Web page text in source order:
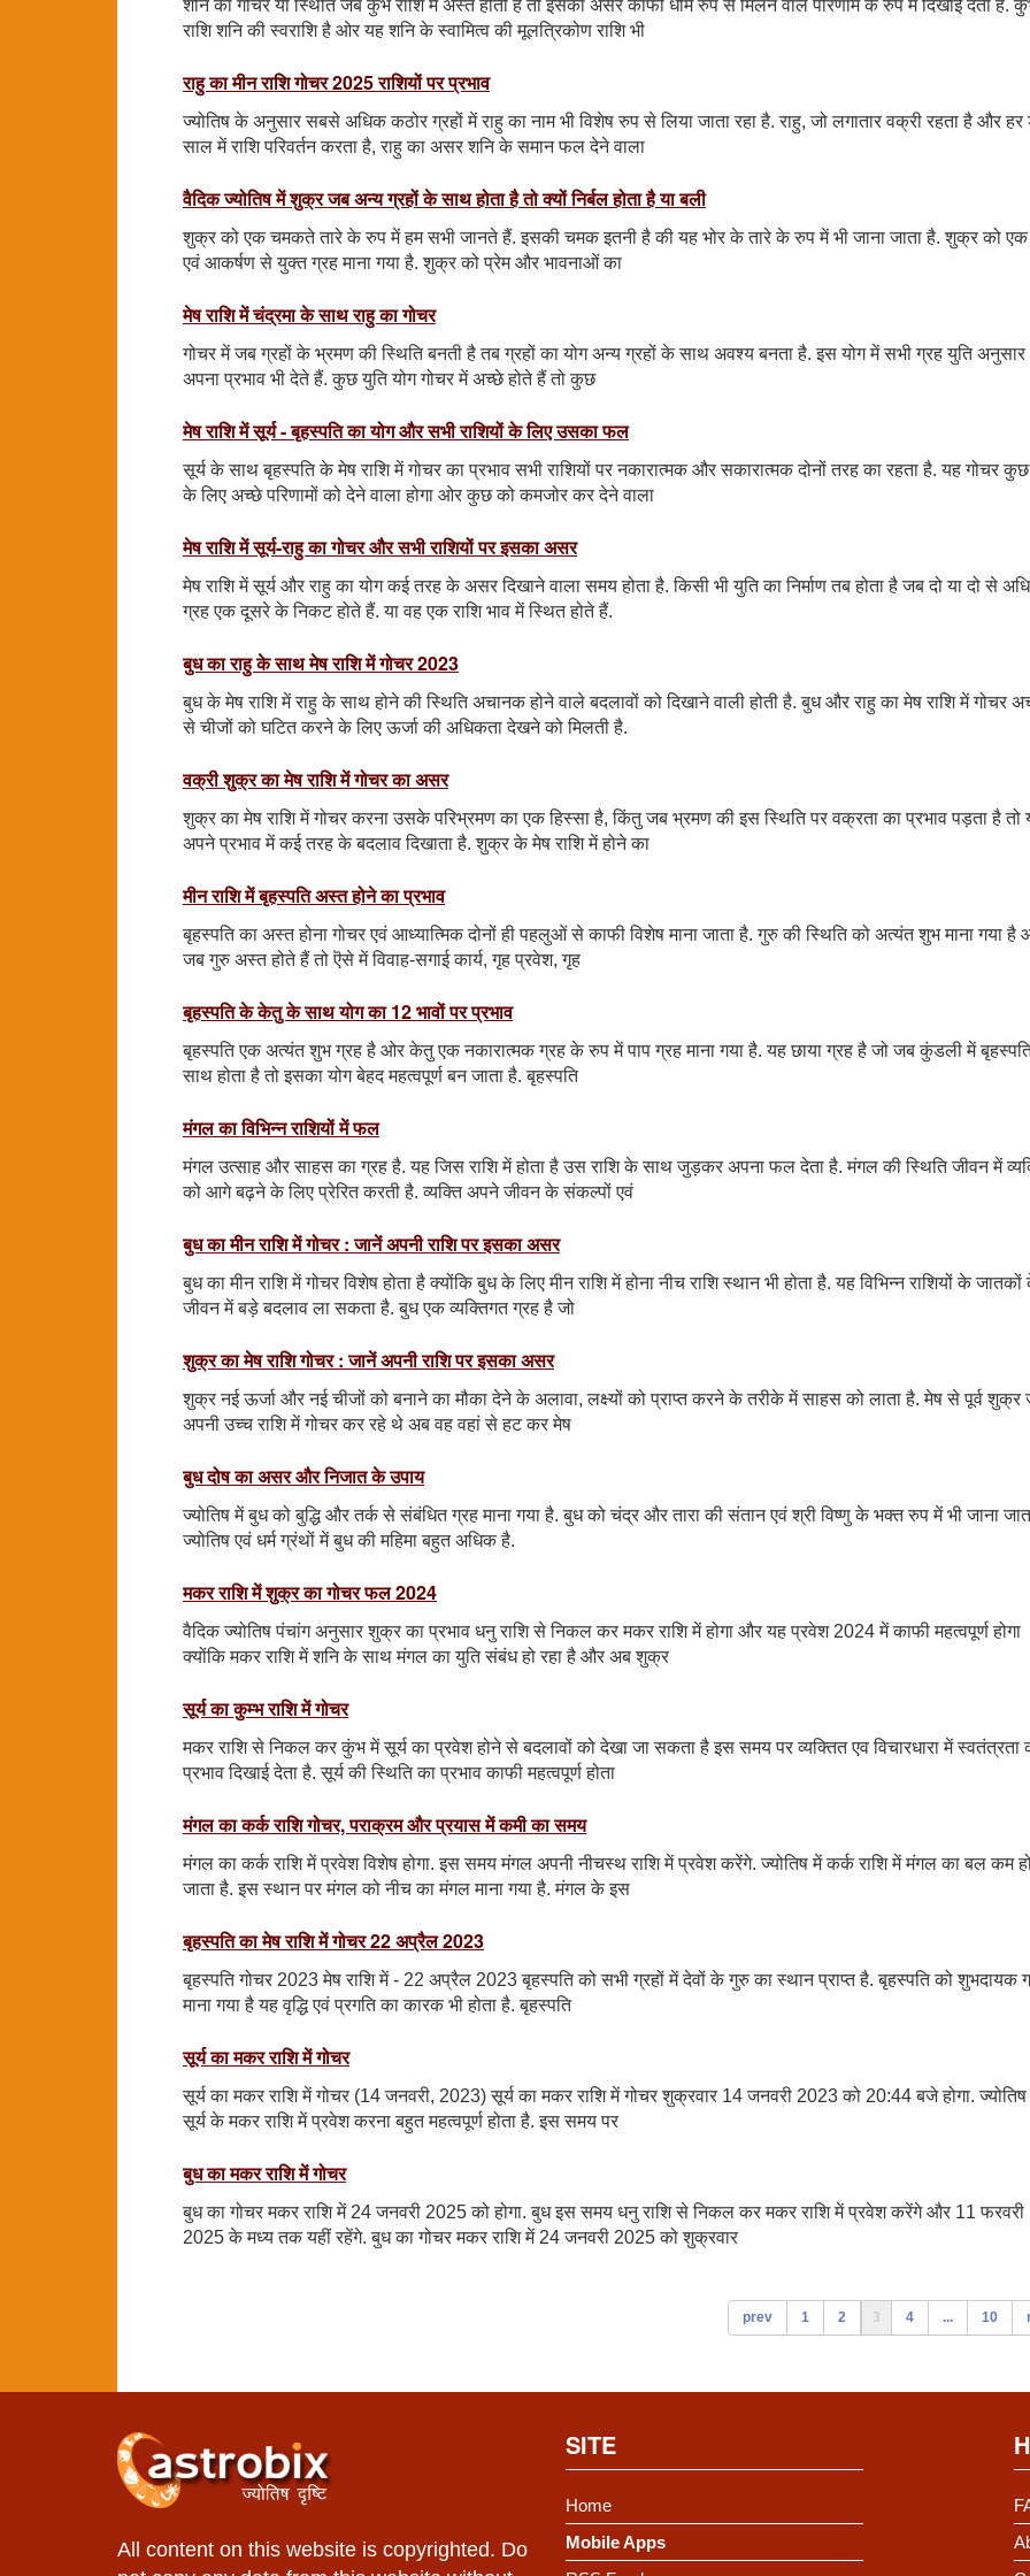
शनि का गोचर या स्थिति जब कुंभ राशि में अस्त होती है तो इसका असर काफी धीमे रुप से मिलने वाले परिणाम के रुप में दिखाई देता है.
राशि शनि की स्वराशि है ओर यह शनि के स्वामित्व की मूलत्रिकोण राशि भी
राहु का मीन राशि गोचर 2025 राशियों पर प्रभाव
ज्योतिष के अनुसार सबसे अधिक कठोर ग्रहों में राहु का नाम भी विशेष रुप से लिया जाता रहा है. राहु, जो लगातार वक्री रहता है और
साल में राशि परिवर्तन करता है, राहु का असर शनि के समान फल देने वाला
वैदिक ज्योतिष में शुक्र जब अन्य ग्रहों के साथ होता है तो क्यों निर्बल होता है या बली
शुक्र को एक चमकते तारे के रुप में हम सभी जानते हैं. इसकी चमक इतनी है की यह भोर के तारे के रुप में भी जाना जाता है. शुक्र को
एवं आकर्षण से युक्त ग्रह माना गया है. शुक्र को प्रेम और भावनाओं का
मेष राशि में चंद्रमा के साथ राहु का गोचर
गोचर में जब ग्रहों के भ्रमण की स्थिति बनती है तब ग्रहों का योग अन्य ग्रहों के साथ अवश्य बनता है. इस योग में सभी ग्रह युति अनुसार
अपना प्रभाव भी देते हैं. कुछ युति योग गोचर में अच्छे होते हैं तो कुछ
मेष राशि में सूर्य - बृहस्पति का योग और सभी राशियों के लिए उसका फल
सूर्य के साथ बृहस्पति के मेष राशि में गोचर का प्रभाव सभी राशियों पर नकारात्मक और सकारात्मक दोनों तरह का रहता है. यह गोचर कुछ
के लिए अच्छे परिणामों को देने वाला होगा ओर कुछ को कमजोर कर देने वाला
मेष राशि में सूर्य-राहु का गोचर और सभी राशियों पर इसका असर
मेष राशि में सूर्य और राहु का योग कई तरह के असर दिखाने वाला समय होता है. किसी भी युति का निर्माण तब होता है जब दो या दो से
ग्रह एक दूसरे के निकट होते हैं. या वह एक राशि भाव में स्थित होते हैं.
बुध का राहु के साथ मेष राशि में गोचर 2023
बुध के मेष राशि में राहु के साथ होने की स्थिति अचानक होने वाले बदलावों को दिखाने वाली होती है. बुध और राहु का मेष राशि में गोचर
से चीजों को घटित करने के लिए ऊर्जा की अधिकता देखने को मिलती है.
वक्री शुक्र का मेष राशि में गोचर का असर
शुक्र का मेष राशि में गोचर करना उसके परिभ्रमण का एक हिस्सा है, किंतु जब भ्रमण की इस स्थिति पर वक्रता का प्रभाव पड़ता है तो
अपने प्रभाव में कई तरह के बदलाव दिखाता है. शुक्र के मेष राशि में होने का
मीन राशि में बृहस्पति अस्त होने का प्रभाव
बृहस्पति का अस्त होना गोचर एवं आध्यात्मिक दोनों ही पहलुओं से काफी विशेष माना जाता है. गुरु की स्थिति को अत्यंत शुभ माना गया है
जब गुरु अस्त होते हैं तो ऎसे में विवाह-सगाई कार्य, गृह प्रवेश, गृह
बृहस्पति के केतु के साथ योग का 12 भावों पर प्रभाव
बृहस्पति एक अत्यंत शुभ ग्रह है ओर केतु एक नकारात्मक ग्रह के रुप में पाप ग्रह माना गया है. यह छाया ग्रह है जो जब कुंडली में
साथ होता है तो इसका योग बेहद महत्वपूर्ण बन जाता है. बृहस्पति
मंगल का विभिन्न राशियों में फल
मंगल उत्साह और साहस का ग्रह है. यह जिस राशि में होता है उस राशि के साथ जुड़कर अपना फल देता है. मंगल की स्थिति जीवन में
को आगे बढ़ने के लिए प्रेरित करती है. व्यक्ति अपने जीवन के संकल्पों एवं
बुध का मीन राशि में गोचर : जानें अपनी राशि पर इसका असर
बुध का मीन राशि में गोचर विशेष होता है क्योंकि बुध के लिए मीन राशि में होना नीच राशि स्थान भी होता है. यह विभिन्न राशियों के
जीवन में बड़े बदलाव ला सकता है. बुध एक व्यक्तिगत ग्रह है जो
शुक्र का मेष राशि गोचर : जानें अपनी राशि पर इसका असर
शुक्र नई ऊर्जा और नई चीजों को बनाने का मौका देने के अलावा, लक्ष्यों को प्राप्त करने के तरीके में साहस को लाता है. मेष से पूर्व शुक्र
अपनी उच्च राशि में गोचर कर रहे थे अब वह वहां से हट कर मेष
बुध दोष का असर और निजात के उपाय
ज्योतिष में बुध को बुद्धि और तर्क से संबंधित ग्रह माना गया है. बुध को चंद्र और तारा की संतान एवं श्री विष्णु के भक्त रुप में भी जाना
ज्योतिष एवं धर्म ग्रंथों में बुध की महिमा बहुत अधिक है.
मकर राशि में शुक्र का गोचर फल 2024
वैदिक ज्योतिष पंचांग अनुसार शुक्र का प्रभाव धनु राशि से निकल कर मकर राशि में होगा और यह प्रवेश 2024 में काफी महत्वपूर्ण होगा
क्योंकि मकर राशि में शनि के साथ मंगल का युति संबंध हो रहा है और अब शुक्र
सूर्य का कुम्भ राशि में गोचर
मकर राशि से निकल कर कुंभ में सूर्य का प्रवेश होने से बदलावों को देखा जा सकता है इस समय पर व्यक्तित एव विचारधारा में स्वतंत्रता
प्रभाव दिखाई देता है. सूर्य की स्थिति का प्रभाव काफी महत्वपूर्ण होता
मंगल का कर्क राशि गोचर, पराक्रम और प्रयास में कमी का समय
मंगल का कर्क राशि में प्रवेश विशेष होगा. इस समय मंगल अपनी नीचस्थ राशि में प्रवेश करेंगे. ज्योतिष में कर्क राशि में मंगल का बल कम
जाता है. इस स्थान पर मंगल को नीच का मंगल माना गया है. मंगल के इस
बृहस्पति का मेष राशि में गोचर 22 अप्रैल 2023
बृहस्पति गोचर 2023 मेष राशि में - 22 अप्रैल 2023 बृहस्पति को सभी ग्रहों में देवों के गुरु का स्थान प्राप्त है. बृहस्पति को शुभदायक
माना गया है यह वृद्धि एवं प्रगति का कारक भी होता है. बृहस्पति
सूर्य का मकर राशि में गोचर
सूर्य का मकर राशि में गोचर (14 जनवरी, 2023) सूर्य का मकर राशि में गोचर शुक्रवार 14 जनवरी 2023 को 20:44 बजे होगा. ज्योतिष
सूर्य के मकर राशि में प्रवेश करना बहुत महत्वपूर्ण होता है. इस समय पर
बुध का मकर राशि में गोचर
बुध का गोचर मकर राशि में 24 जनवरी 2025 को होगा. बुध इस समय धनु राशि से निकल कर मकर राशि में प्रवेश करेंगे और 11 फरवरी
2025 के मध्य तक यहीं रहेंगे. बुध का गोचर मकर राशि में 24 जनवरी 2025 को शुक्रवार
prev 1 2 3 4 ... 10
All content on this website is copyrighted. Do
SITE
Home
Mobile Apps